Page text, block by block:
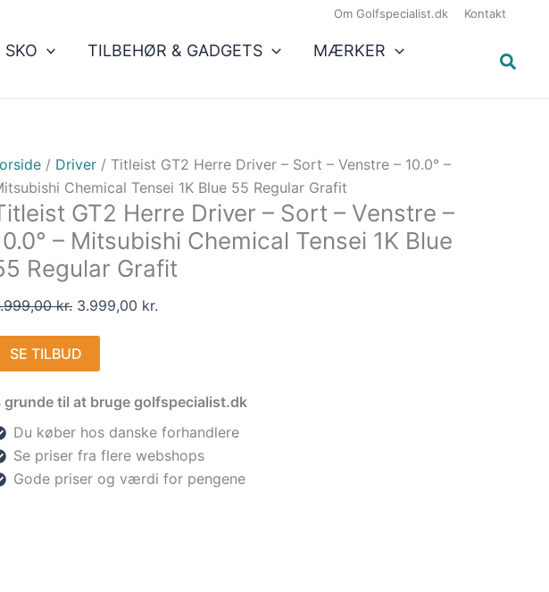
Om Golfspecialist.dk Kontakt
TILBEHØR & GADGETS
MÆRKER
/ Driver / Titleist GT2 Herre Driver – Sort – Venstre – 10.0° –
Chemical Tensei 1K Blue 55 Regular Grafit
GT2 Herre Driver – Sort – Venstre –
– Mitsubishi Chemical Tensei 1K Blue
Regular Grafit
kr.
pris
4.999,00 kr..
3.999,00 kr.
pris
3.999,00 kr..
SE TILBUD
grunde til at bruge golfspecialist.dk
Du køber hos danske forhandlere
Se priser fra flere webshops
Gode priser og værdi for pengene
4.999,00 kr..
3.999,00 kr..